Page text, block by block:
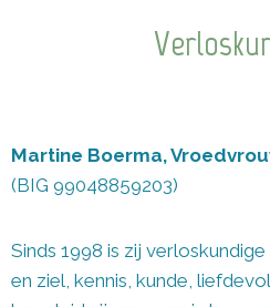
Martine Boerma,
(BIG 99048859203)
Sinds 1998 is zij
en ziel, kennis, kunde,